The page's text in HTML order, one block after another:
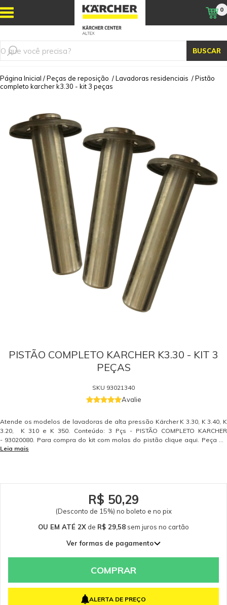
BUSCAR
0
Página Inicial /Peças de reposição /Lavadoras residenciais /Pistão
completo karcher k3.30 - kit 3 peças
PISTÃO COMPLETO KARCHER K3.30 - KIT 3
PEÇAS
SKU 93021340
Avalie
Atende os modelos de lavadoras de alta pressão Kärcher K 3.30, K 3.40, K
3.20, K 310 e K 350. Conteúdo: 3 Pçs - PISTÃO COMPLETO KARCHER
- 93020080. Para compra do kit com molas do pistão clique aqui. Peça de
reposição original Kärcher. Somente peças originais garantem a qualidade
Leia mais
R$ 50,29
(Desconto de 15%) no boleto e no pix
OU EM ATÉ 2X de R$ 29,58 sem juros no cartão
Ver formas de pagamento
2x de R$ 29,58 sem juros
COMPRAR
ALERTA DE PREÇO